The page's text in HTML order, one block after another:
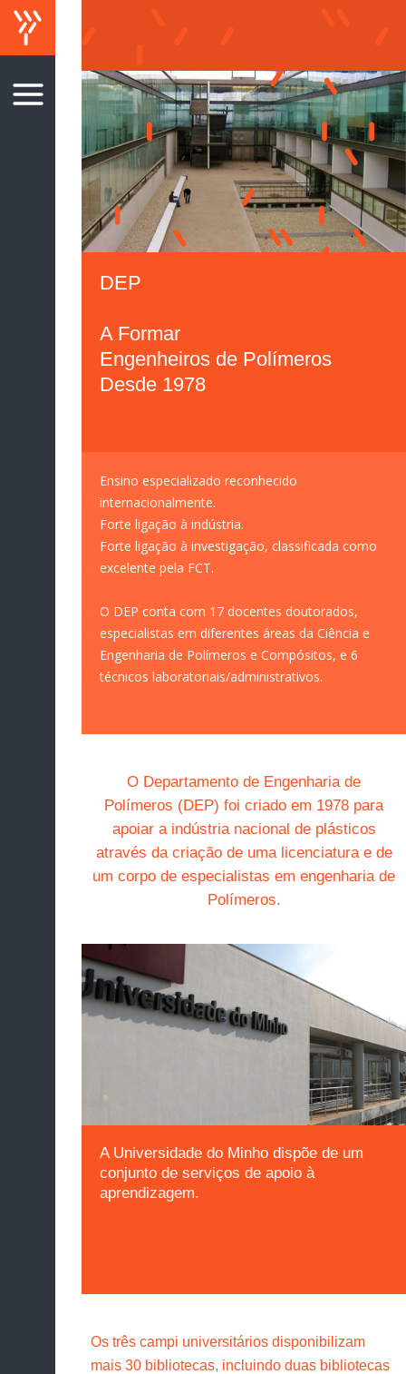
DEP
A Formar
Engenheiros de Polímeros
Desde 1978
Ensino especializado reconhecido
internacionalmente.
Forte ligação à indústria.
Forte ligação à investigação, classificada como
excelente pela FCT.
O DEP conta com 17 docentes doutorados,
especialistas em diferentes áreas da Ciência e
Engenharia de Polímeros e Compósitos, e 6
técnicos laboratoriais/administrativos.
O Departamento de Engenharia de
Polímeros (DEP) foi criado em 1978 para
apoiar a indústria nacional de plásticos
através da criação de uma licenciatura e de
um corpo de especialistas em engenharia de
Polímeros.
A Universidade do Minho dispõe de um
conjunto de serviços de apoio à
aprendizagem.
Os três campi universitários disponibilizam
mais 30 bibliotecas, incluindo duas bibliotecas